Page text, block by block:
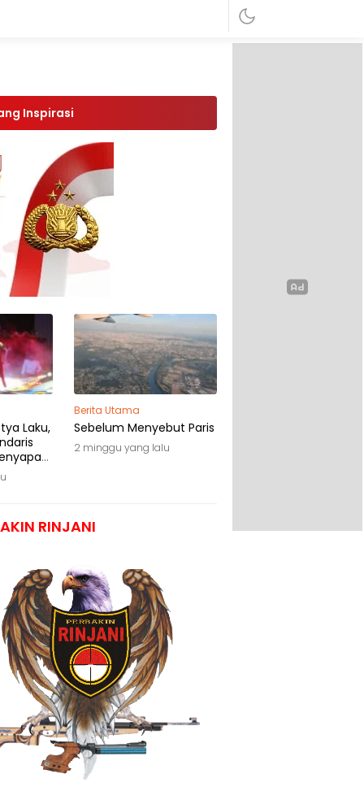
Inspirasi
Laku,
Berita Utama
Sebelum Menyebut Paris
2 minggu yang lalu
RINJANI